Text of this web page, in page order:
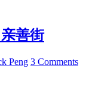
善街
Peng 3 Comments